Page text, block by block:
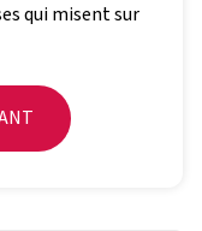
qui misent sur